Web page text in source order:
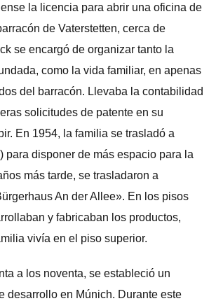
la licencia para abrir una oficina de
de Vaterstetten, cerca de
se encargó de organizar tanto la
como la vida familiar, en apenas
del barracón. Llevaba la contabilidad
solicitudes de patente en su
En 1954, la familia se trasladó a
para disponer de más espacio para la
más tarde, se trasladaron a
An der Allee». En los pisos
y fabricaban los productos,
vivía en el piso superior.
a los noventa, se estableció un
desarrollo en Múnich. Durante este